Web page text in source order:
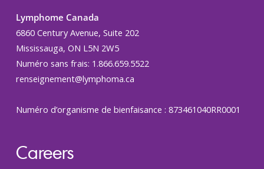
Lymphome Canada
6860 Century Avenue, Suite 202
Mississauga, ON L5N 2W5
Numéro sans frais: 1.866.659.5522
renseignement@lymphoma.ca
Numéro d’organisme de bienfaisance : 873461040RR0001
Careers